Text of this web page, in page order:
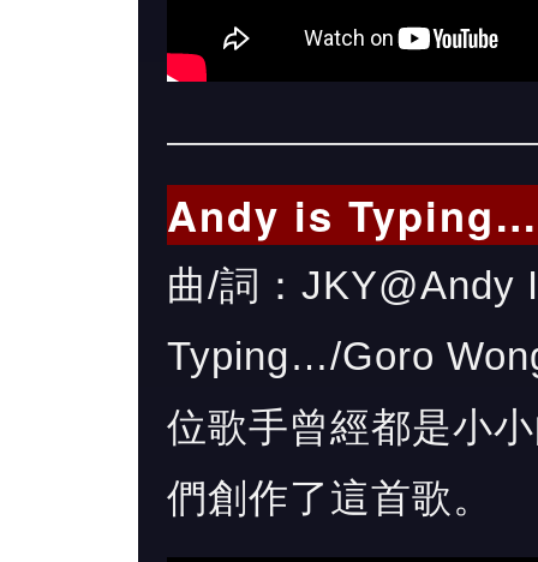
Andy is Typing…
曲/詞：
Typing…/Goro
位歌手曾經都是小
們創作了這首歌。